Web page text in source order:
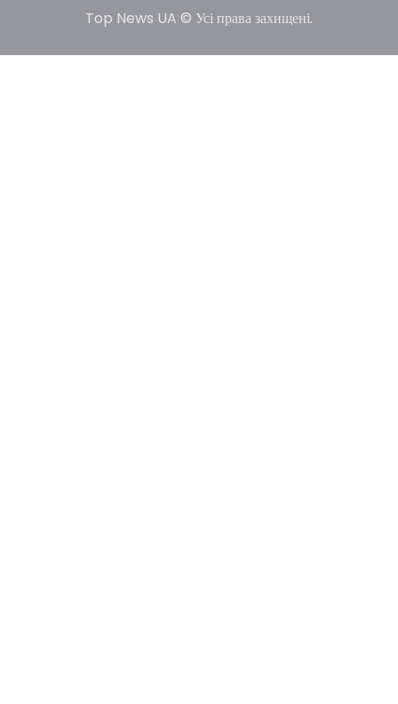
5
У США не виключають застосування сили проти
принесуть бажаних результатів.…
Top News UA © Усі права захищені.